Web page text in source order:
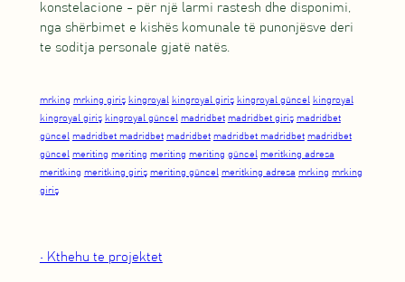
konstelacione - për një larmi rastesh dhe disponimi,
nga shërbimet e kishës komunale të punonjësve deri
te soditja personale gjatë natës.
mrking mrking giriş kingroyal kingroyal giriş kingroyal güncel kingroyal
kingroyal giriş kingroyal güncel madridbet madridbet giriş madridbet
güncel madridbet madridbet madridbet madridbet madridbet madridbet
güncel meriting meriting meriting meriting güncel meritking adresa
meritking meritking giriş meriting güncel meritking adresa mrking mrking
giriş
• Kthehu te projektet